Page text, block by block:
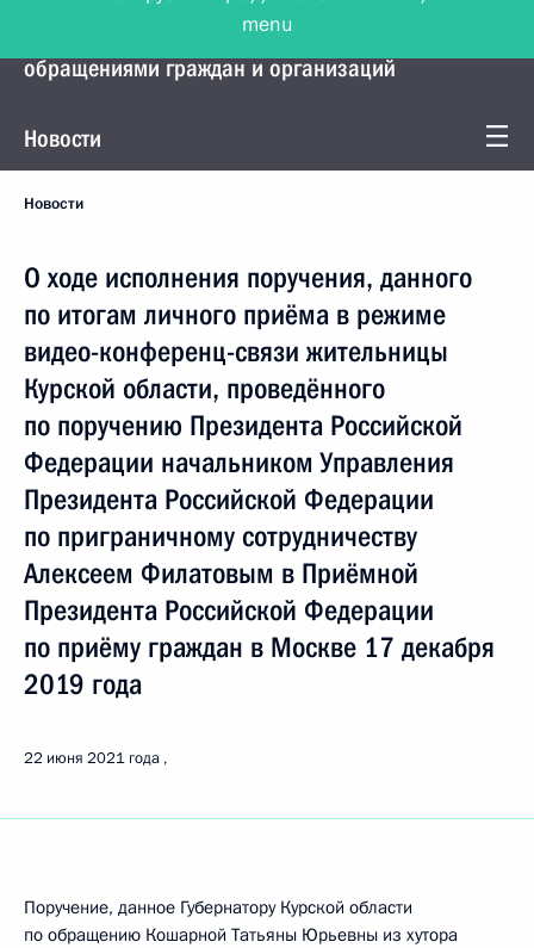
Управление Президента по работе с
обращениями граждан и организаций
Новости
Новости
О ходе исполнения поручения, данного
по итогам личного приёма в режиме
видео-конференц-связи жительницы
Курской области, проведённого
по поручению Президента Российской
Федерации начальником Управления
Президента Российской Федерации
по приграничному сотрудничеству
Алексеем Филатовым в Приёмной
Президента Российской Федерации
по приёму граждан в Москве 17 декабря
2019 года
22 июня 2021 года
Поручение, данное Губернатору Курской области
по обращению Кошарной Татьяны Юрьевны из хутора
menu